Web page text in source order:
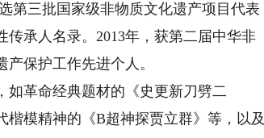
第三批国家级非物质文化遗产项目代表
承人名录。2013年，获第二届中华非
保护工作先进个人。
革命经典题材的《史更新刀劈二
模精神的《B超神探贾立群》等，以及